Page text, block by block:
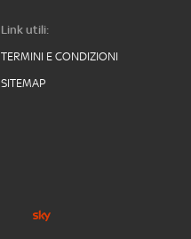
Link utili:
TERMINI E CONDIZIONI
SITEMAP